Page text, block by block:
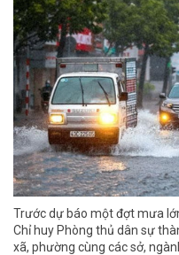
Trước dự báo một đợt mưa
Chỉ huy Phòng thủ dân sự
xã, phường cùng các sở,